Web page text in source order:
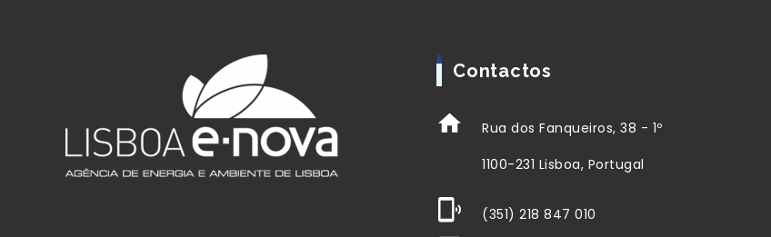
Contactos
Rua dos Fanqueiros, 38 - 1º
1100-231 Lisboa, Portugal
(351) 218 847 010